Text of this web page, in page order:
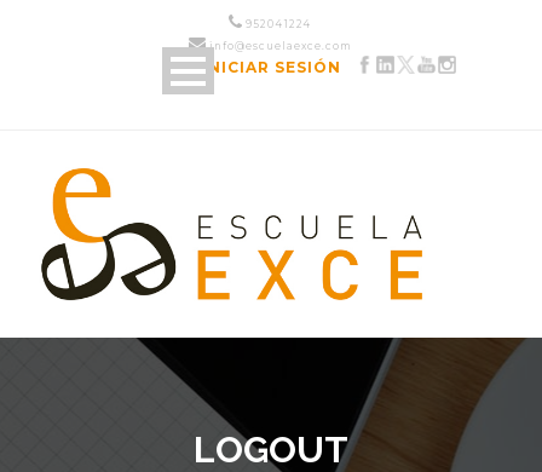
952 04 12 24
info@escuelaexce.com
INICIAR SESIÓN
LOGOUT